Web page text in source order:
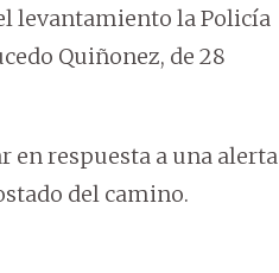
levantamiento la Policía
Quiñonez, de 28
en respuesta a una alerta
del camino.